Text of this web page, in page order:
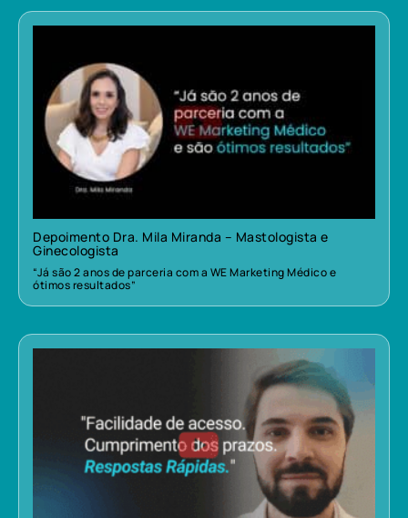
Depoimento Dra. Mila Miranda – Mastologista e
Ginecologista
“Já são 2 anos de parceria com a WE Marketing Médico e
ótimos resultados”